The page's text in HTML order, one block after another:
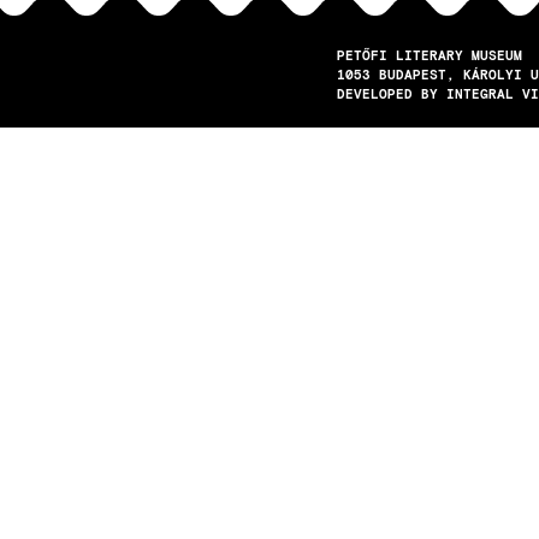
PETŐFI LITERARY MUSEUM
1053
BUDAPEST
KÁROLYI
DEVELOPED BY INTEGRAL